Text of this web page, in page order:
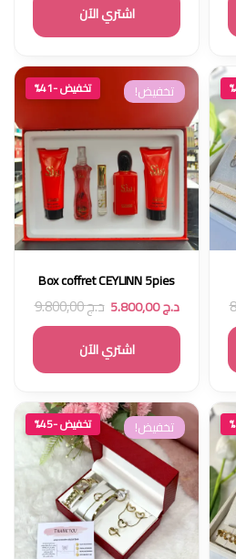
اشتري الآن
تخفيض! تخفيض -41%
Box coffret CEYLINN 5pies
د.ج5.800,00 د.ج9.800,00
اشتري الآن
تخفيض! تخفيض -45%